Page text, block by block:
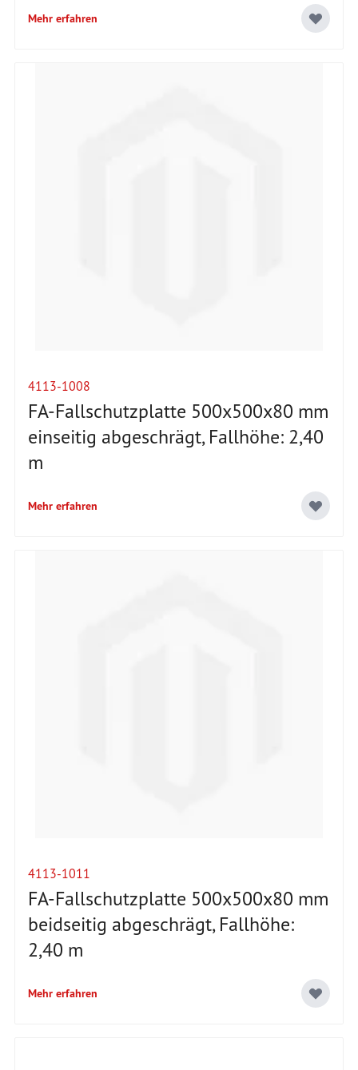
Mehr erfahren
4113-1008
FA-Fallschutzplatte 500x500x80 mm
einseitig abgeschrägt, Fallhöhe: 2,40
m
Mehr erfahren
4113-1011
FA-Fallschutzplatte 500x500x80 mm
beidseitig abgeschrägt, Fallhöhe:
2,40 m
Mehr erfahren